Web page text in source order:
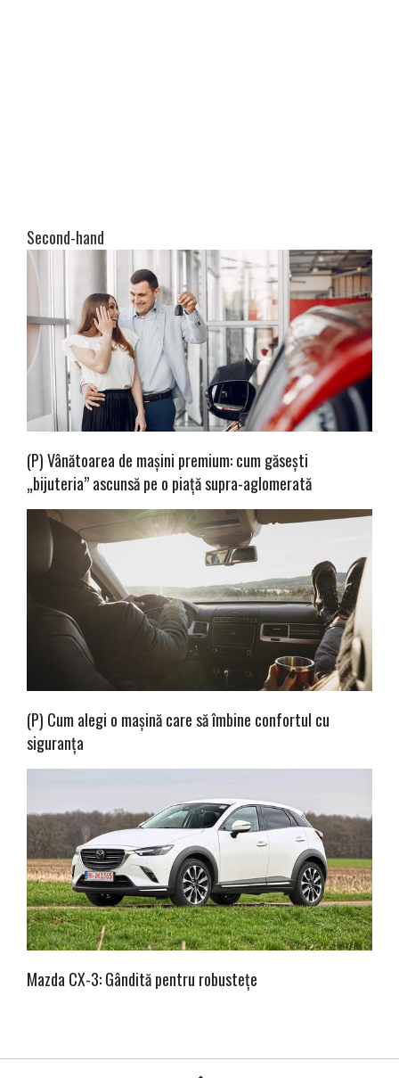
Second-hand
(P) Vânătoarea de mașini premium: cum găsești
„bijuteria” ascunsă pe o piață supra-aglomerată
(P) Cum alegi o mașină care să îmbine confortul cu
siguranța
Mazda CX-3: Gândită pentru robustețe